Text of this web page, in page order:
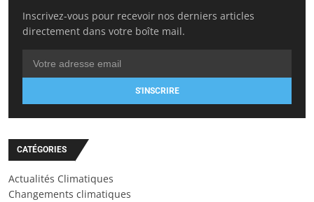
Inscrivez-vous pour recevoir nos derniers articles
directement dans votre boîte mail.
S'INSCRIRE
CATÉGORIES
Actualités Climatiques
Changements climatiques